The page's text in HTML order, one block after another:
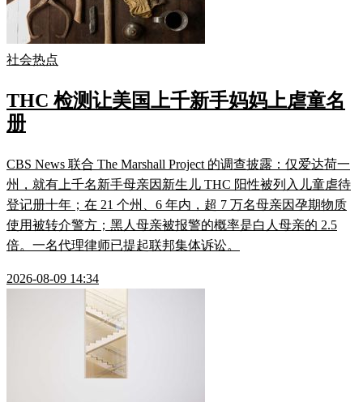
社会热点
THC 检测让美国上千新手妈妈上虐童名
册
CBS News 联合 The Marshall Project 的调查披露：仅爱达荷一
州，就有上千名新手母亲因新生儿 THC 阳性被列入儿童虐待
登记册十年；在 21 个州、6 年内，超 7 万名母亲因孕期物质
使用被转介警方；黑人母亲被报警的概率是白人母亲的 2.5
倍。一名代理律师已提起联邦集体诉讼。
2026-08-09 14:34